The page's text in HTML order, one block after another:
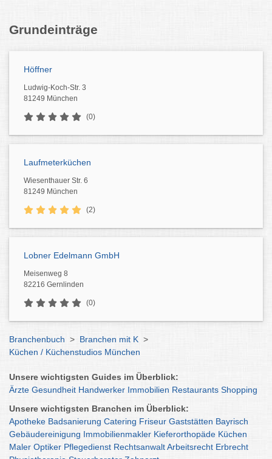
Grundeinträge
Höffner
Ludwig-Koch-Str. 3
81249 München
(0)
Laufmeterküchen
Wiesenthauer Str. 6
81249 München
(2)
Lobner Edelmann GmbH
Meisenweg 8
82216 Gernlinden
(0)
Branchenbuch > Branchen mit K >
Küchen / Küchenstudios München
Unsere wichtigsten Guides im Überblick:
Ärzte Gesundheit Handwerker Immobilien Restaurants Shopping
Unsere wichtigsten Branchen im Überblick:
Apotheke Badsanierung Catering Friseur Gaststätten Bayrisch
Gebäudereinigung Immobilienmakler Kieferorthopäde Küchen
Maler Optiker Pflegedienst RechtsanwaltArbeitsrecht Erbrecht